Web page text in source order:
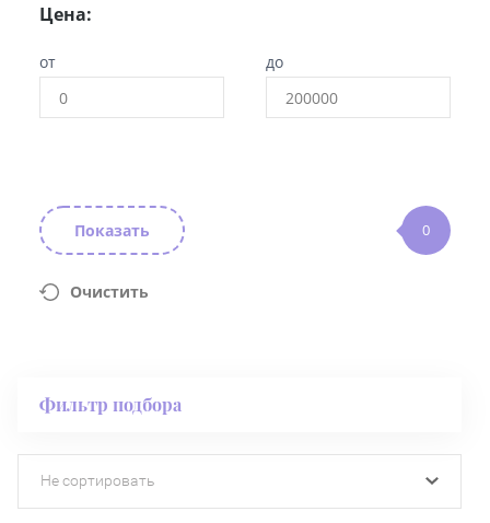
Цена:
от до
Показать
Очистить
0
Фильтр подбора
Не сортировать